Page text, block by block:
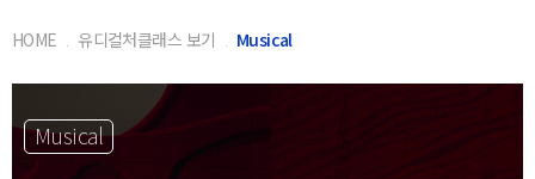
HOME 유디컬처클래스 보기 Musical
Musical